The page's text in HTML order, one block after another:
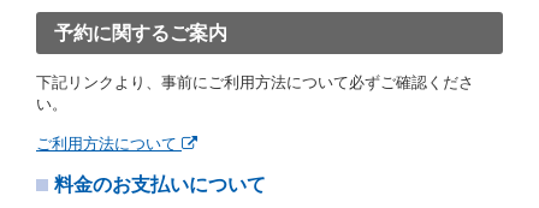
約申込金を借受人に返還するものとします。
当社の都合により、予約が取り消されたとき、又は貸
約申込金を返還するものとします。
若しくは当社のいずれの責にもよらない事由により貸
渡契約が締結されなかったときは、予約は取り消され
たものとします。この場合、当社は受領済の予約申込
金を返還するものとします。
予約に関するご案内
下記リンクより、事前にご利用方法について必ずご確認くださ
い。
ご利用方法について
料金のお支払いについて